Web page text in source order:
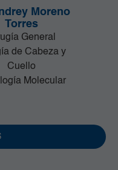
Moreno
Torres
General
de Cabeza y
Cuello
Molecular